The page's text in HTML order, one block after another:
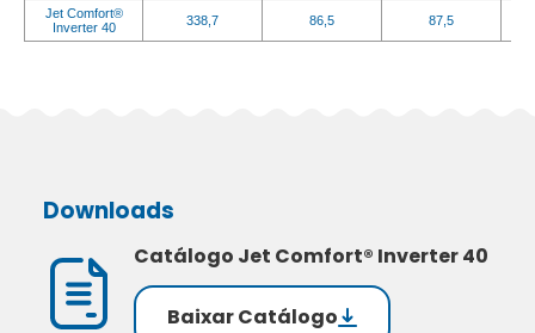
Jet Comfort®
Inverter 40
338,7 86,5 87,5
Downloads
Catálogo Jet Comfort® Inverter 40
Baixar Catálogo